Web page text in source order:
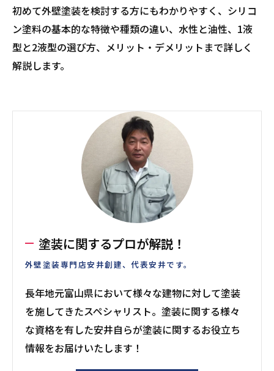
初めて外壁塗装を検討する方にもわかりやすく、シリコ
ン塗料の基本的な特徴や種類の違い、水性と油性、1液
型と2液型の選び方、メリット・デメリットまで詳しく
解説します。
塗装に関するプロが解説！
外壁塗装専門店安井創建、代表安井です。
長年地元富山県において様々な建物に対して塗装
を施してきたスペシャリスト。塗装に関する様々
な資格を有した安井自らが塗装に関するお役立ち
情報をお届けいたします！